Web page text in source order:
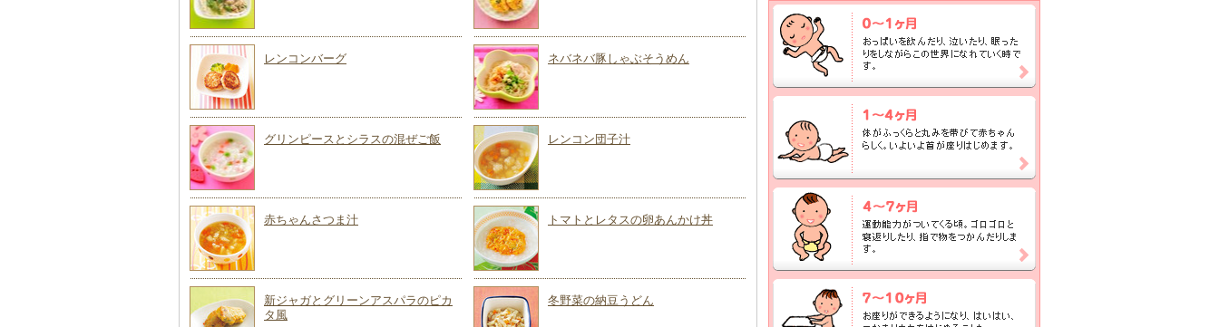
レンコンバーグ ネバネバ豚しゃぶそうめん
グリンピースとシラスの混ぜご飯 レンコン団子汁
赤ちゃんさつま汁 トマトとレタスの卵あんかけ丼
新ジャガとグリーンアスパラのピカ
タ風
冬野菜の納豆うどん